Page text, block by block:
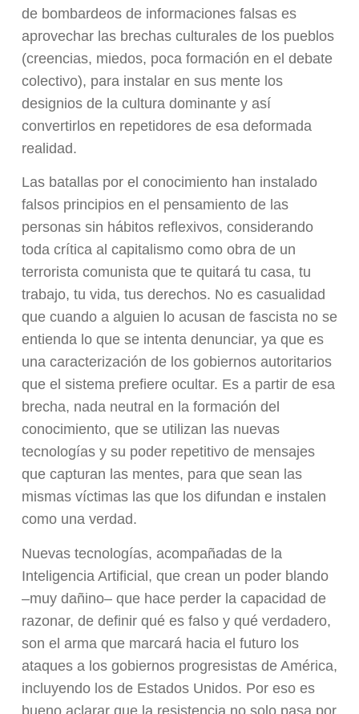
de bombardeos de informaciones falsas es
aprovechar las brechas culturales de los pueblos
(creencias, miedos, poca formación en el debate
colectivo), para instalar en sus mente los
designios de la cultura dominante y así
convertirlos en repetidores de esa deformada
realidad.
Las batallas por el conocimiento han instalado
falsos principios en el pensamiento de las
personas sin hábitos reflexivos, considerando
toda crítica al capitalismo como obra de un
terrorista comunista que te quitará tu casa, tu
trabajo, tu vida, tus derechos. No es casualidad
que cuando a alguien lo acusan de fascista no se
entienda lo que se intenta denunciar, ya que es
una caracterización de los gobiernos autoritarios
que el sistema prefiere ocultar. Es a partir de esa
brecha, nada neutral en la formación del
conocimiento, que se utilizan las nuevas
tecnologías y su poder repetitivo de mensajes
que capturan las mentes, para que sean las
mismas víctimas las que los difundan e instalen
como una verdad.
Nuevas tecnologías, acompañadas de la
Inteligencia Artificial, que crean un poder blando
–muy dañino– que hace perder la capacidad de
razonar, de definir qué es falso y qué verdadero,
son el arma que marcará hacia el futuro los
ataques a los gobiernos progresistas de América,
incluyendo los de Estados Unidos. Por eso es
bueno aclarar que la resistencia no solo pasa por